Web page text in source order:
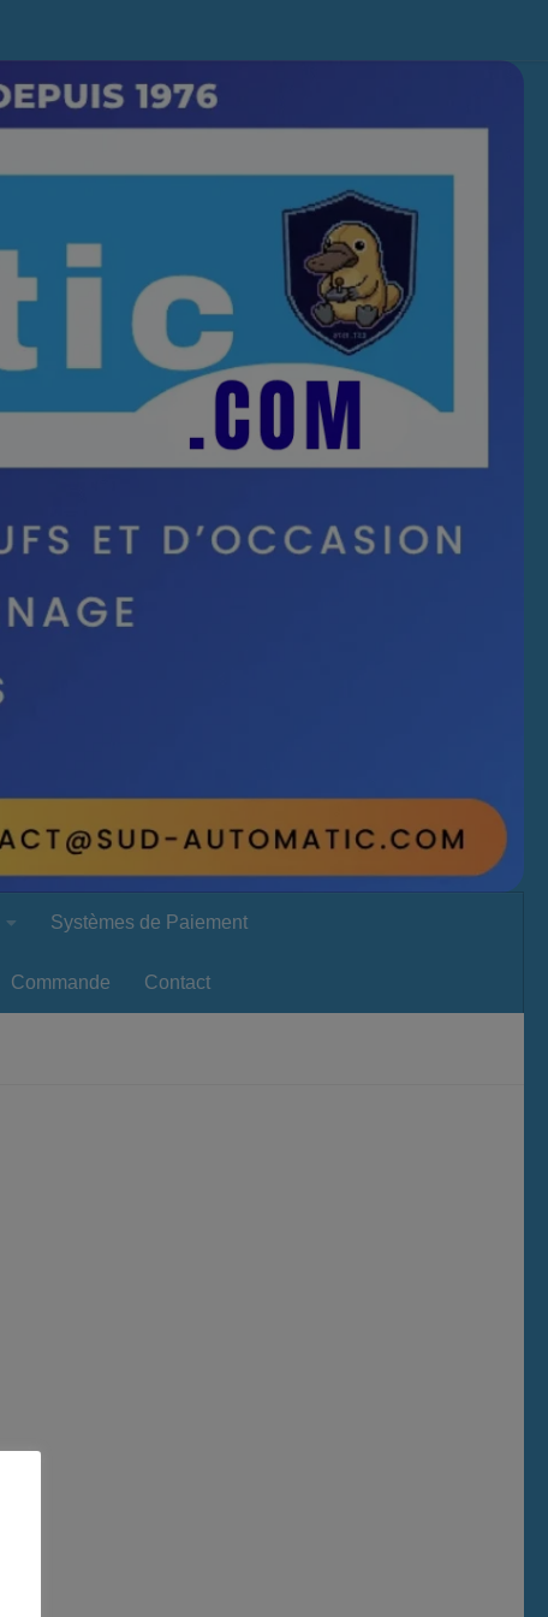
Systèmes de Paiement
Commande Contact